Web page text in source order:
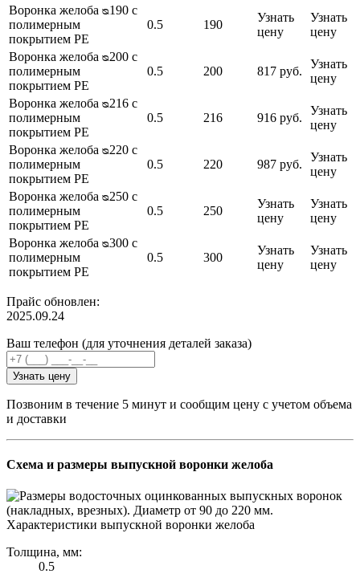
Воронка желоба ᴓ190 с
полимерным
покрытием PE
0.5 190
Узнать
цену
Узнать
цену
Воронка желоба ᴓ200 с
полимерным
покрытием PE
0.5 200 817 руб.
Узнать
цену
Воронка желоба ᴓ216 с
полимерным
покрытием PE
0.5 216 916 руб.
Узнать
цену
Воронка желоба ᴓ220 с
полимерным
покрытием PE
0.5 220 987 руб.
Узнать
цену
Воронка желоба ᴓ250 с
полимерным
покрытием PE
0.5 250
Узнать
цену
Узнать
цену
Воронка желоба ᴓ300 с
полимерным
покрытием PE
0.5 300
Узнать
цену
Узнать
цену
Прайс обновлен:
2025.09.24
Ваш телефон (для уточнения деталей заказа)
Узнать цену
Позвоним в течение 5 минут и сообщим цену с учетом объема
и доставки
Схема и размеры выпускной воронки желоба
Характеристики выпускной воронки желоба
Толщина, мм:
0.5